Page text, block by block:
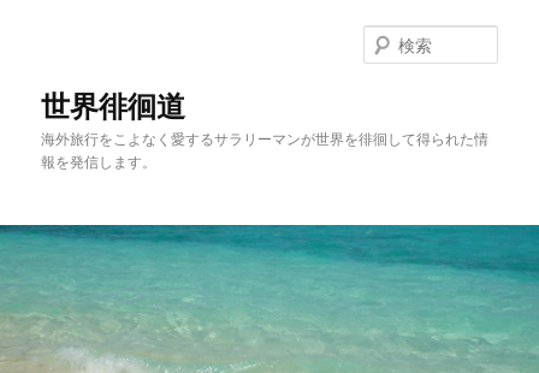
世界徘徊道
海外旅行をこよなく愛するサラリーマンが世界を徘徊して得られた情
報を発信します。
索